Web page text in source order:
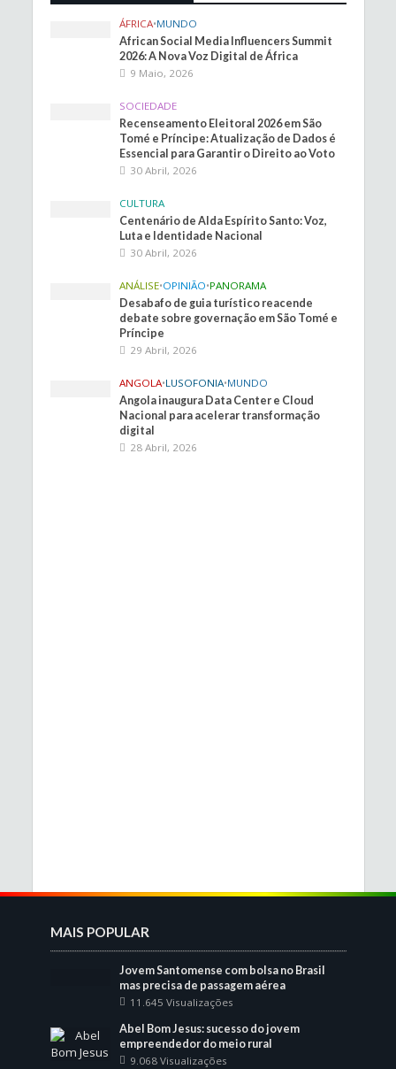
ÁFRICA•MUNDO
African Social Media Influencers Summit
2026: A Nova Voz Digital de África
9 Maio, 2026
SOCIEDADE
Recenseamento Eleitoral 2026 em São
Tomé e Príncipe: Atualização de Dados é
Essencial para Garantir o Direito ao Voto
30 Abril, 2026
CULTURA
Centenário de Alda Espírito Santo: Voz,
Luta e Identidade Nacional
30 Abril, 2026
ANÁLISE•OPINIÃO•PANORAMA
Desabafo de guia turístico reacende
debate sobre governação em São Tomé e
Príncipe
29 Abril, 2026
ANGOLA•LUSOFONIA•MUNDO
Angola inaugura Data Center e Cloud
Nacional para acelerar transformação
digital
28 Abril, 2026
MAIS POPULAR
Jovem Santomense com bolsa no Brasil
mas precisa de passagem aérea
11.645 Visualizações
Abel Bom Jesus: sucesso do jovem
empreendedor do meio rural
9.068 Visualizações